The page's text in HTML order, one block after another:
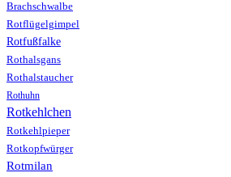
Brachschwalbe
Rotflügelgimpel
Rotfußfalke
Rothalsgans
Rothalstaucher
Rothuhn
Rotkehlchen
Rotkehlpieper
Rotkopfwürger
Rotmilan